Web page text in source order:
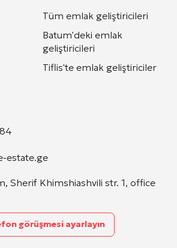
Tüm emlak geliştiricileri
Batum'deki emlak
geliştiricileri
Tiflis'te emlak geliştiriciler
estate.ge
Sherif Khimshiashvili str. 1, office
görüşmesi ayarlayın